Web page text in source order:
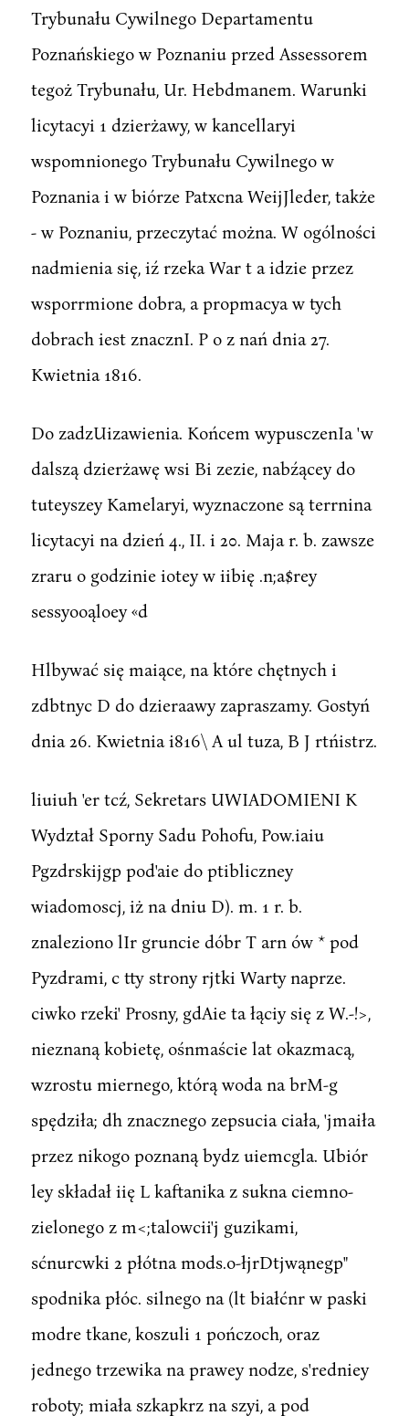
Trybunału Cywilnego Departamentu
Poznańskiego w Poznaniu przed Assessorem
tegoż Trybunału, Ur. Hebdmanem. Warunki
licytacyi 1 dzierżawy, w kancellaryi
wspomnionego Trybunału Cywilnego w
Poznania i w biórze Patxcna WeijJleder, także
- w Poznaniu, przeczytać można. W ogólności
nadmienia się, iź rzeka War t a idzie przez
wsporrmione dobra, a propmacya w tych
dobrach iest znacznI. P o z nań dnia 27.
Kwietnia 1816.
Do zadzUizawienia. Końcem wypusczenIa 'w
dalszą dzierżawę wsi Bi zezie, nabźącey do
tuteyszey Kamelaryi, wyznaczone są terrnina
licytacyi na dzień 4., II. i 20. Maja r. b. zawsze
zraru o godzinie iotey w iibię .n;a$rey
sessyooąloey «d
Hlbywać się maiące, na które chętnych i
zdbtnyc D do dzieraawy zapraszamy. Gostyń
dnia 26. Kwietnia i816\ A ul tuza, B J rtńistrz.
liuiuh 'er tcź, Sekretars UWIADOMIENI K
Wydztał Sporny Sadu Pohofu, Pow.iaiu
Pgzdrskijgp pod'aie do ptibliczney
wiadomoscj, iż na dniu D). m. 1 r. b.
znaleziono lIr gruncie dóbr T arn ów * pod
Pyzdrami, c tty strony rjtki Warty naprze.
ciwko rzeki' Prosny, gdAie ta łąciy się z W.-!>,
nieznaną kobietę, ośnmaście lat okazmacą,
wzrostu miernego, którą woda na brM-g
spędziła; dh znacznego zepsucia ciała, 'jmaiła
przez nikogo poznaną bydz uiemcgla. Ubiór
ley składał iię L kaftanika z sukna ciemno-
zielonego z m<;talowcii'j guzikami,
sćnurcwki 2 płótna mods.o-łjrDtjwąnegp"
spodnika płóc. silnego na (lt białćnr w paski
modre tkane, koszuli 1 pończoch, oraz
jednego trzewika na prawey nodze, s'redniey
roboty; miała szkapkrz na szyi, a pod